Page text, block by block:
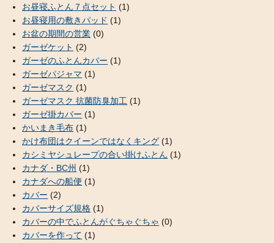
お昼寝ふとん７点セット (1)
お昼寝用の敷きパッド (1)
お盆の期間の営業 (0)
ガーゼケット (2)
ガーゼのふとんカバー (1)
ガーゼパジャマ (1)
ガーゼマスク (1)
ガーゼマスク 抗菌防臭加工 (1)
ガーゼ掛カバー (1)
かいまき毛布 (1)
かけ布団はクイーンではなくキング (1)
カシミヤシュレープの合い掛けふとん (1)
カナダ・BC州 (1)
カナダへの船便 (1)
カバー (2)
カバーサイズ規格 (1)
カバーの中でふとんがぐちゃぐちゃ (0)
カバーを作って (1)